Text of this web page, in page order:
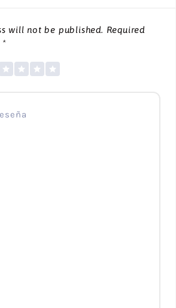
will not be published. Required
*